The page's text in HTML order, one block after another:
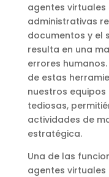
agentes
administrativas
documentos y el
resulta en una
errores
de estas
nuestros
tediosas,
actividades de
estratégica.
Una de las
agentes